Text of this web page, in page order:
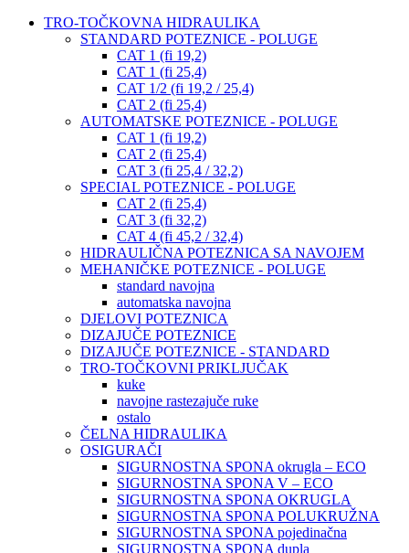
TRO-TOČKOVNA HIDRAULIKA
STANDARD POTEZNICE - POLUGE
CAT 1 (fi 19,2)
CAT 1 (fi 25,4)
CAT 1/2 (fi 19,2 / 25,4)
CAT 2 (fi 25,4)
AUTOMATSKE POTEZNICE - POLUGE
CAT 1 (fi 19,2)
CAT 2 (fi 25,4)
CAT 3 (fi 25,4 / 32,2)
SPECIAL POTEZNICE - POLUGE
CAT 2 (fi 25,4)
CAT 3 (fi 32,2)
CAT 4 (fi 45,2 / 32,4)
HIDRAULIČNA POTEZNICA SA NAVOJEM
MEHANIČKE POTEZNICE - POLUGE
standard navojna
automatska navojna
DJELOVI POTEZNICA
DIZAJUČE POTEZNICE
DIZAJUČE POTEZNICE - STANDARD
TRO-TOČKOVNI PRIKLJUČAK
kuke
navojne rastezajuče ruke
ostalo
ČELNA HIDRAULIKA
OSIGURAČI
SIGURNOSTNA SPONA okrugla – ECO
SIGURNOSTNA SPONA V – ECO
SIGURNOSTNA SPONA OKRUGLA
SIGURNOSTNA SPONA POLUKRUŽNA
SIGURNOSTNA SPONA pojedinačna
SIGURNOSTNA SPONA dupla